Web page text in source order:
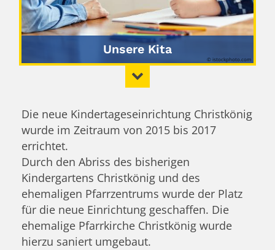
Unsere Kita
© istockphoto.com
Die neue Kindertageseinrichtung Christkönig
wurde im Zeitraum von 2015 bis 2017
errichtet.
Durch den Abriss des bisherigen
Kindergartens Christkönig und des
ehemaligen Pfarrzentrums wurde der Platz
für die neue Einrichtung geschaffen. Die
ehemalige Pfarrkirche Christkönig wurde
hierzu saniert umgebaut.